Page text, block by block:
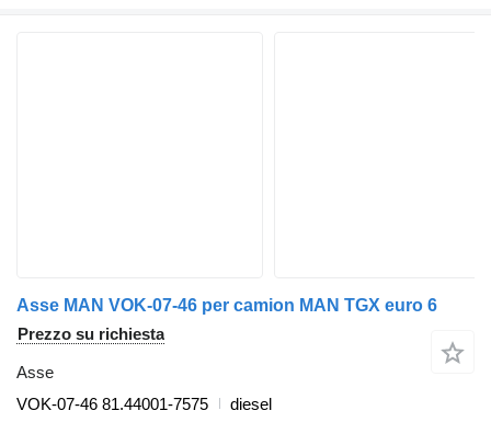
Asse MAN VOK-07-46 per camion MAN TGX euro 6
Prezzo su richiesta
Asse
VOK-07-46 81.44001-7575
diesel